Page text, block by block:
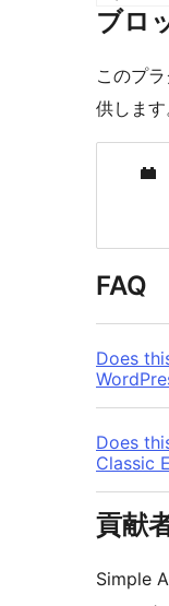
ブロ
このプ
供します
FAQ
Does
Does
Classic
貢献
Simple